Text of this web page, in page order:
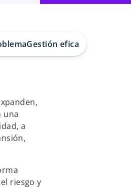
Gestión eficaz del NHI
una
a
riesgo y